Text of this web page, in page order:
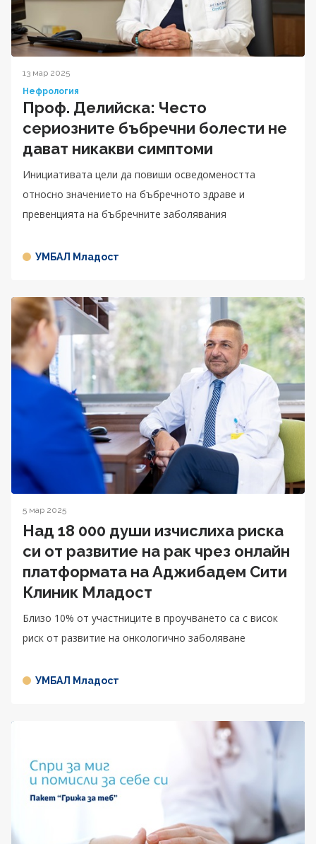
13 мар 2025
Нефрология
Проф. Делийска: Често
сериозните бъбречни болести не
дават никакви симптоми
Инициативата цели да повиши осведомеността
относно значението на бъбречното здраве и
превенцията на бъбречните заболявания
УМБАЛ Младост
5 мар 2025
Над 18 000 души изчислиха риска
си от развитие на рак чрез онлайн
платформата на Аджибадем Сити
Клиник Младост
Близо 10% от участниците в проучването са с висок
риск от развитие на онкологично заболяване
УМБАЛ Младост